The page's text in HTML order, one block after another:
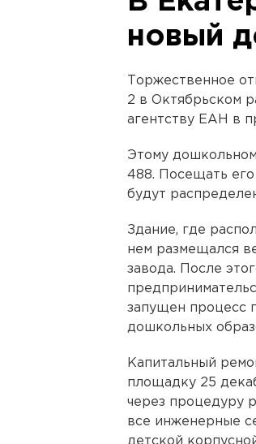
новый
Торжественное
2 в Октябрьском
агентству ЕАН в
Этому
488. Посещать его
будут
Здание, где
нем размещался
завода. После
запущен процесс
дошкольных
Капитальный
площадку 25
через процедуру
все инженерные
детской